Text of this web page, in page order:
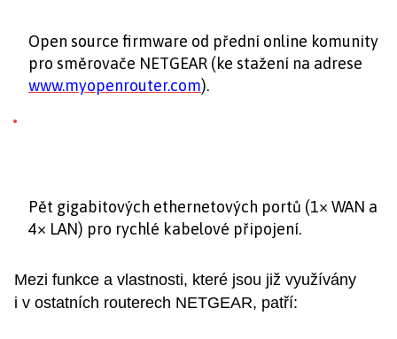
Open source firmware od přední online komunity
pro směrovače NETGEAR (ke stažení na adrese
www.myopenrouter.com).
Pět gigabitových ethernetových portů (1× WAN a
4× LAN) pro rychlé kabelové připojení.
Mezi funkce a vlastnosti, které jsou již využívány
i v ostatních routerech NETGEAR, patří: